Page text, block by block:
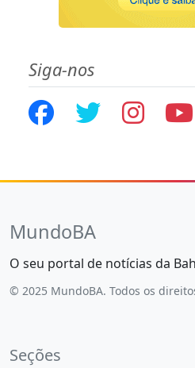
Siga-nos
MundoBA
O seu portal de notícias da
© 2025 MundoBA. Todos os
Seções